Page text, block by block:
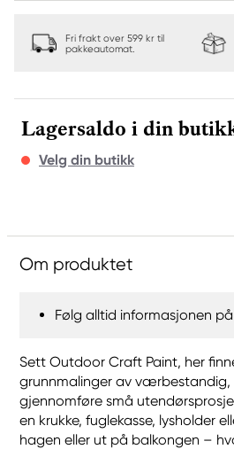
Fri frakt over 599 kr til
pakkeautomat.
Lagersaldo i din
Velg din butikk
Om produktet
Følg alltid informasjonen
Sett Outdoor Craft Paint, her
grunnmalinger av værbestandig,
gjennomføre små
en krukke, fuglekasse, lysholder
hagen eller ut på balkongen –